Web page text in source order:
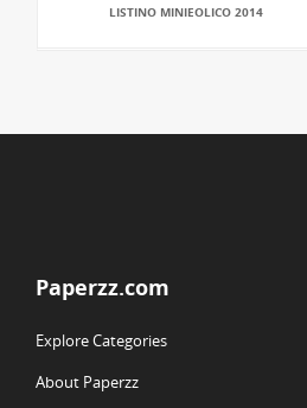
LISTINO MINIEOLICO 2014
Paperzz.com
Explore Categories
About Paperzz